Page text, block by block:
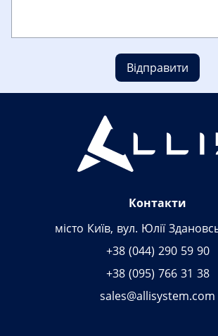
Контакти
місто Київ, вул. Юлії
+38 (044) 290 59 90
+38 (095) 766 31 38
sales@allisystem.com
Відправити